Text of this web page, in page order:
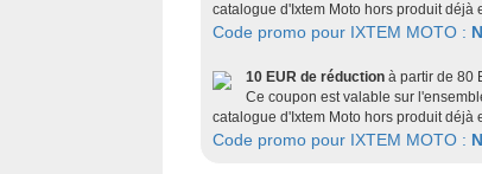
catalogue d'Ixtem Moto hors produit déjà
Code promo pour IXTEM MOTO :
10 EUR de réduction à partir de 80
Ce coupon est valable sur
catalogue d'Ixtem Moto hors produit déjà
Code promo pour IXTEM MOTO :